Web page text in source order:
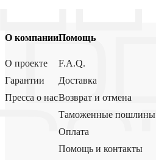
О компании
О проекте
Гарантии
Пресса о нас
Помощь
F.A.Q.
Доставка
Возврат и отмена
Таможенные пошлины
Оплата
Помощь и контакты